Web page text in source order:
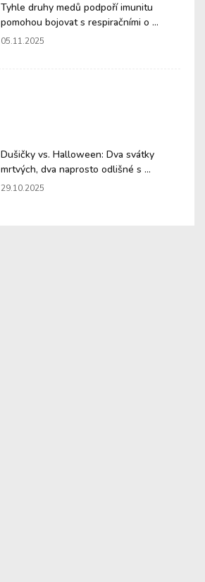
Tyhle druhy medů podpoří imunitu
pomohou bojovat s respiračními o ...
05.11.2025
Dušičky vs. Halloween: Dva svátky
mrtvých, dva naprosto odlišné s ...
29.10.2025